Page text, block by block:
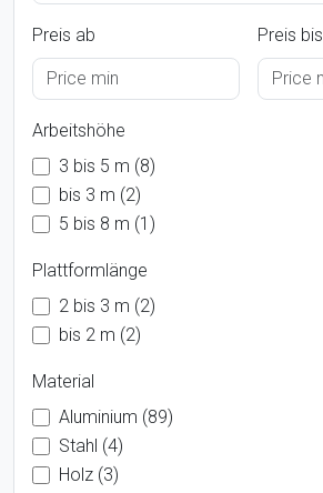
Preis ab Preis bis
Arbeitshöhe
3 bis 5 m (8)
bis 3 m (2)
5 bis 8 m (1)
Plattformlänge
2 bis 3 m (2)
bis 2 m (2)
Material
Aluminium (89)
Stahl (4)
Holz (3)